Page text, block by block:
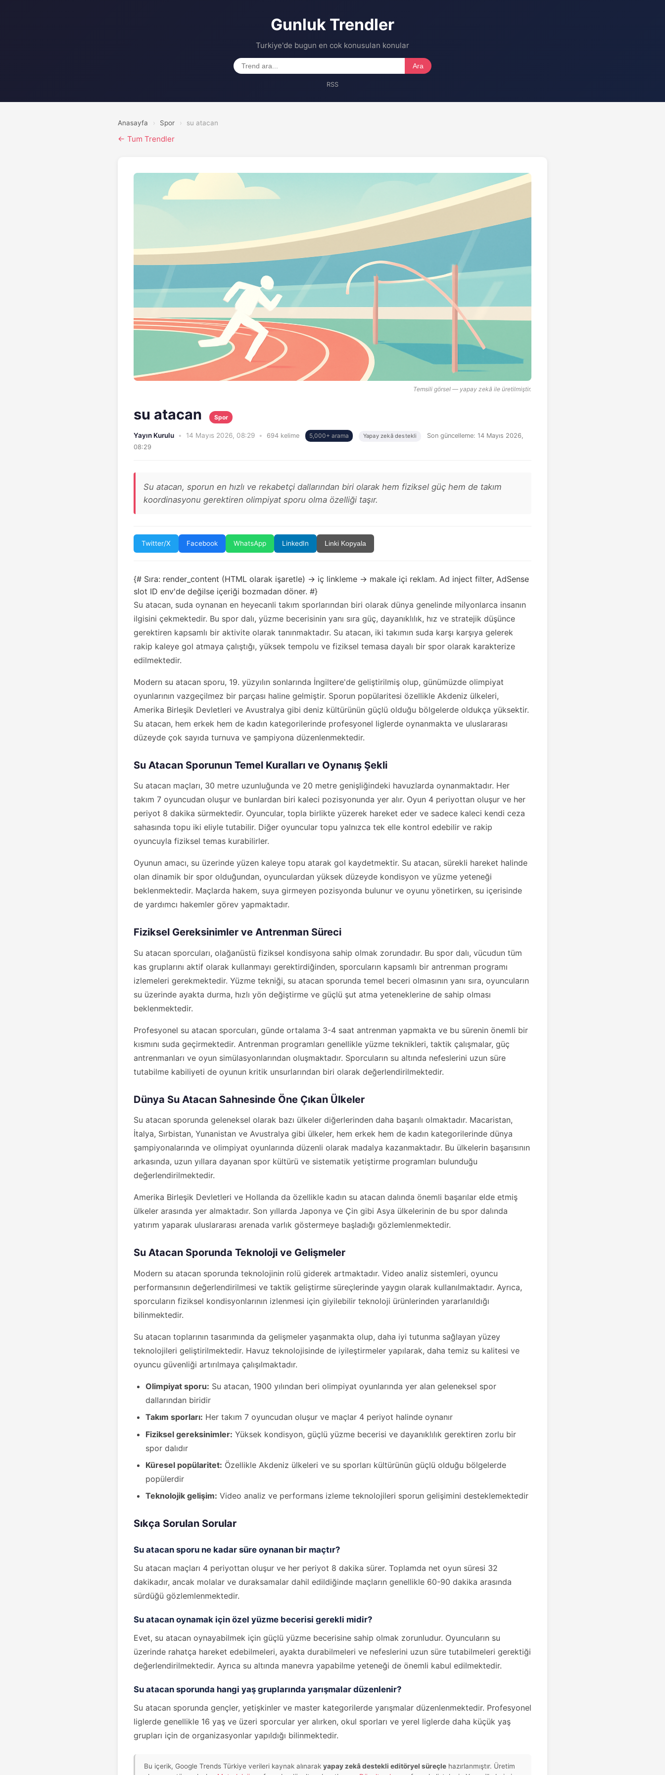
Gunluk Trendler
Turkiye'de bugun en cok konusulan konular
Ara
RSS
Anasayfa › Spor › su atacan
← Tum Trendler
Temsili görsel — yapay zekâ ile üretilmiştir.
su atacan Spor
Yayın Kurulu • 14 Mayıs 2026, 08:29 • 694 kelime 5,000+ arama Yapay zekâ destekli Son güncelleme:14 Mayıs 2026,
08:29
Su atacan, sporun en hızlı ve rekabetçi dallarından biri olarak hem fiziksel güç hem de takım
koordinasyonu gerektiren olimpiyat sporu olma özelliği taşır.
Twitter/X Facebook WhatsApp LinkedIn Linki Kopyala
{# Sıra: render_content (HTML olarak işaretle) → iç linkleme → makale içi reklam. Ad inject filter, AdSense
slot ID env'de değilse içeriği bozmadan döner. #}
Su atacan, suda oynanan en heyecanli takım sporlarından biri olarak dünya genelinde milyonlarca insanın
ilgisini çekmektedir. Bu spor dalı, yüzme becerisinin yanı sıra güç, dayanıklılık, hız ve stratejik düşünce
gerektiren kapsamlı bir aktivite olarak tanınmaktadır. Su atacan, iki takımın suda karşı karşıya gelerek
rakip kaleye gol atmaya çalıştığı, yüksek tempolu ve fiziksel temasa dayalı bir spor olarak karakterize
edilmektedir.
Modern su atacan sporu, 19. yüzyılın sonlarında İngiltere'de geliştirilmiş olup, günümüzde olimpiyat
oyunlarının vazgeçilmez bir parçası haline gelmiştir. Sporun popülaritesi özellikle Akdeniz ülkeleri,
Amerika Birleşik Devletleri ve Avustralya gibi deniz kültürünün güçlü olduğu bölgelerde oldukça yüksektir.
Su atacan, hem erkek hem de kadın kategorilerinde profesyonel liglerde oynanmakta ve uluslararası
düzeyde çok sayıda turnuva ve şampiyona düzenlenmektedir.
Su Atacan Sporunun Temel Kuralları ve Oynanış Şekli
Su atacan maçları, 30 metre uzunluğunda ve 20 metre genişliğindeki havuzlarda oynanmaktadır. Her
takım 7 oyuncudan oluşur ve bunlardan biri kaleci pozisyonunda yer alır. Oyun 4 periyottan oluşur ve her
periyot 8 dakika sürmektedir. Oyuncular, topla birlikte yüzerek hareket eder ve sadece kaleci kendi ceza
sahasında topu iki eliyle tutabilir. Diğer oyuncular topu yalnızca tek elle kontrol edebilir ve rakip
oyuncuyla fiziksel temas kurabilirler.
Oyunun amacı, su üzerinde yüzen kaleye topu atarak gol kaydetmektir. Su atacan, sürekli hareket halinde
olan dinamik bir spor olduğundan, oyunculardan yüksek düzeyde kondisyon ve yüzme yeteneği
beklenmektedir. Maçlarda hakem, suya girmeyen pozisyonda bulunur ve oyunu yönetirken, su içerisinde
de yardımcı hakemler görev yapmaktadır.
Fiziksel Gereksinimler ve Antrenman Süreci
Su atacan sporcuları, olağanüstü fiziksel kondisyona sahip olmak zorundadır. Bu spor dalı, vücudun tüm
kas gruplarını aktif olarak kullanmayı gerektirdiğinden, sporcuların kapsamlı bir antrenman programı
izlemeleri gerekmektedir. Yüzme tekniği, su atacan sporunda temel beceri olmasının yanı sıra, oyuncuların
su üzerinde ayakta durma, hızlı yön değiştirme ve güçlü şut atma yeteneklerine de sahip olması
beklenmektedir.
Profesyonel su atacan sporcuları, günde ortalama 3-4 saat antrenman yapmakta ve bu sürenin önemli bir
kısmını suda geçirmektedir. Antrenman programları genellikle yüzme teknikleri, taktik çalışmalar, güç
antrenmanları ve oyun simülasyonlarından oluşmaktadır. Sporcuların su altında nefeslerini uzun süre
tutabilme kabiliyeti de oyunun kritik unsurlarından biri olarak değerlendirilmektedir.
Dünya Su Atacan Sahnesinde Öne Çıkan Ülkeler
Su atacan sporunda geleneksel olarak bazı ülkeler diğerlerinden daha başarılı olmaktadır. Macaristan,
İtalya, Sırbistan, Yunanistan ve Avustralya gibi ülkeler, hem erkek hem de kadın kategorilerinde dünya
şampiyonalarında ve olimpiyat oyunlarında düzenli olarak madalya kazanmaktadır. Bu ülkelerin başarısının
arkasında, uzun yıllara dayanan spor kültürü ve sistematik yetiştirme programları bulunduğu
değerlendirilmektedir.
Amerika Birleşik Devletleri ve Hollanda da özellikle kadın su atacan dalında önemli başarılar elde etmiş
ülkeler arasında yer almaktadır. Son yıllarda Japonya ve Çin gibi Asya ülkelerinin de bu spor dalında
yatırım yaparak uluslararası arenada varlık göstermeye başladığı gözlemlenmektedir.
Su Atacan Sporunda Teknoloji ve Gelişmeler
Modern su atacan sporunda teknolojinin rolü giderek artmaktadır. Video analiz sistemleri, oyuncu
performansının değerlendirilmesi ve taktik geliştirme süreçlerinde yaygın olarak kullanılmaktadır. Ayrıca,
sporcuların fiziksel kondisyonlarının izlenmesi için giyilebilir teknoloji ürünlerinden yararlanıldığı
bilinmektedir.
Su atacan toplarının tasarımında da gelişmeler yaşanmakta olup, daha iyi tutunma sağlayan yüzey
teknolojileri geliştirilmektedir. Havuz teknolojisinde de iyileştirmeler yapılarak, daha temiz su kalitesi ve
oyuncu güvenliği artırılmaya çalışılmaktadır.
Olimpiyat sporu: Su atacan, 1900 yılından beri olimpiyat oyunlarında yer alan geleneksel spor
dallarından biridir
Takım sporları: Her takım 7 oyuncudan oluşur ve maçlar 4 periyot halinde oynanır
Fiziksel gereksinimler: Yüksek kondisyon, güçlü yüzme becerisi ve dayanıklılık gerektiren zorlu bir
spor dalıdır
Küresel popülaritet: Özellikle Akdeniz ülkeleri ve su sporları kültürünün güçlü olduğu bölgelerde
popülerdir
Teknolojik gelişim: Video analiz ve performans izleme teknolojileri sporun gelişimini desteklemektedir
Sıkça Sorulan Sorular
Su atacan sporu ne kadar süre oynanan bir maçtır?
Su atacan maçları 4 periyottan oluşur ve her periyot 8 dakika sürer. Toplamda net oyun süresi 32
dakikadır, ancak molalar ve duraksamalar dahil edildiğinde maçların genellikle 60-90 dakika arasında
sürdüğü gözlemlenmektedir.
Su atacan oynamak için özel yüzme becerisi gerekli midir?
Evet, su atacan oynayabilmek için güçlü yüzme becerisine sahip olmak zorunludur. Oyuncuların su
üzerinde rahatça hareket edebilmeleri, ayakta durabilmeleri ve nefeslerini uzun süre tutabilmeleri gerektiği
değerlendirilmektedir. Ayrıca su altında manevra yapabilme yeteneği de önemli kabul edilmektedir.
Su atacan sporunda hangi yaş gruplarında yarışmalar düzenlenir?
Su atacan sporunda gençler, yetişkinler ve master kategorilerde yarışmalar düzenlenmektedir. Profesyonel
liglerde genellikle 16 yaş ve üzeri sporcular yer alırken, okul sporları ve yerel liglerde daha küçük yaş
grupları için de organizasyonlar yapıldığı bilinmektedir.
Bu içerik, Google Trends Türkiye verileri kaynak alınarak yapay zekâ destekli editöryel süreçlehazırlanmıştır. Üretim